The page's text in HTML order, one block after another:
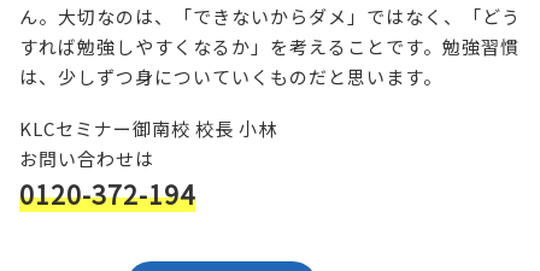
ん。大切なのは、「できないからダメ」ではなく、「どう
すれば勉強しやすくなるか」を考えることです。勉強習慣
は、少しずつ身についていくものだと思います。
KLCセミナー御南校 校長 小林
お問い合わせは
0120-372-194